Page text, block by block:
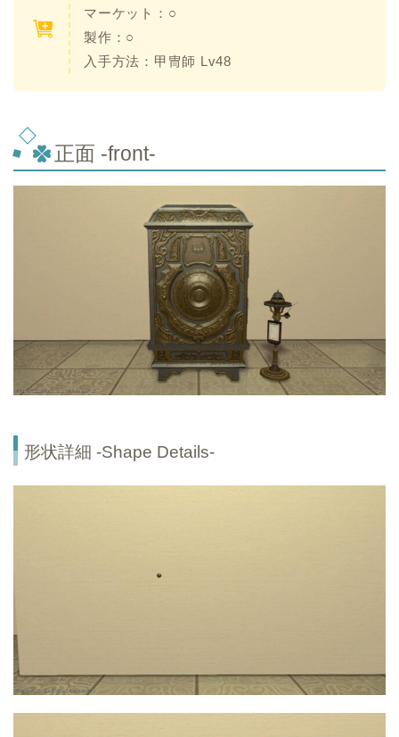
マーケット：○
製作：○
入手方法：甲冑師 Lv48
正面 -front-
形状詳細 -Shape Details-